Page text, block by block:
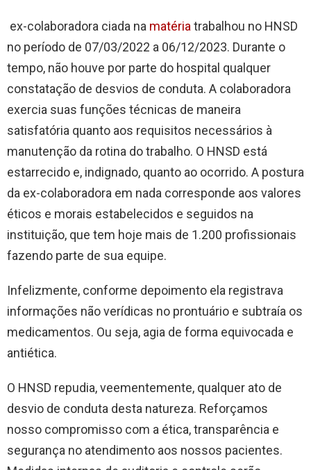
ex-colaboradora ciada na matériatrabalhou no HNSD
no período de 07/03/2022 a 06/12/2023. Durante o
tempo, não houve por parte do hospital qualquer
constatação de desvios de conduta. A colaboradora
exercia suas funções técnicas de maneira
satisfatória quanto aos requisitos necessários à
manutenção da rotina do trabalho. O HNSD está
estarrecido e, indignado, quanto ao ocorrido. A postura
da ex-colaboradora em nada corresponde aos valores
éticos e morais estabelecidos e seguidos na
instituição, que tem hoje mais de 1.200 profissionais
fazendo parte de sua equipe.
Infelizmente, conforme depoimento ela registrava
informações não verídicas no prontuário e subtraía os
medicamentos. Ou seja, agia de forma equivocada e
antiética.
O HNSD repudia, veementemente, qualquer ato de
desvio de conduta desta natureza. Reforçamos
nosso compromisso com a ética, transparência e
segurança no atendimento aos nossos pacientes.